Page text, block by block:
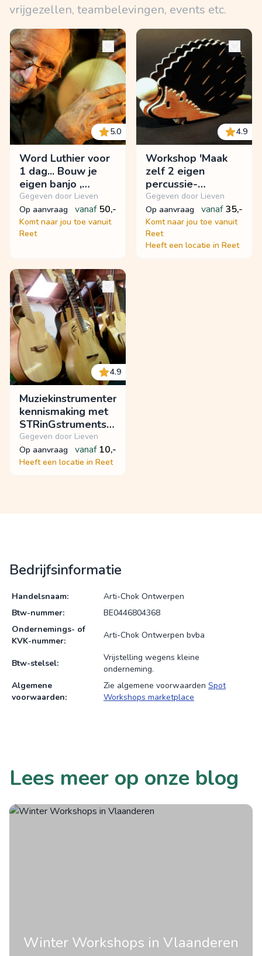
vrijgezellen, teambelevingen, events etc.
5.0
Word Luthier voor
1 dag... Bouw je
eigen banjo ,
samen met je
(klein)kinderen".
Gegeven door Lieven
op aanvraag
vanaf 50,-
Komt naar jou toe vanuit
Reet
4.9
Workshop 'Maak
zelf 2 eigen
percussie-
instrumentjes,
KLEPPER en
RITSER"
Gegeven door Lieven
op aanvraag
vanaf 35,-
Komt naar jou toe vanuit
Reet
Heeft een locatie in Reet
4.9
Muziekinstrumenten,
kennismaking met
STRinGstruments
WorXhop, Lutherie
Atelier
Gegeven door Lieven
op aanvraag
vanaf 10,-
Heeft een locatie in Reet
Bedrijfsinformatie
Handelsnaam:
Arti-Chok Ontwerpen
Btw-nummer:
BE0446804368
Ondernemings- of
KVK-nummer:
Arti-Chok Ontwerpen bvba
Btw-stelsel:
Vrijstelling wegens kleine
onderneming.
Algemene
voorwaarden:
Zie algemene voorwaarden Spot
Workshops marketplace
Lees meer op onze blog
Winter Workshops in Vlaanderen